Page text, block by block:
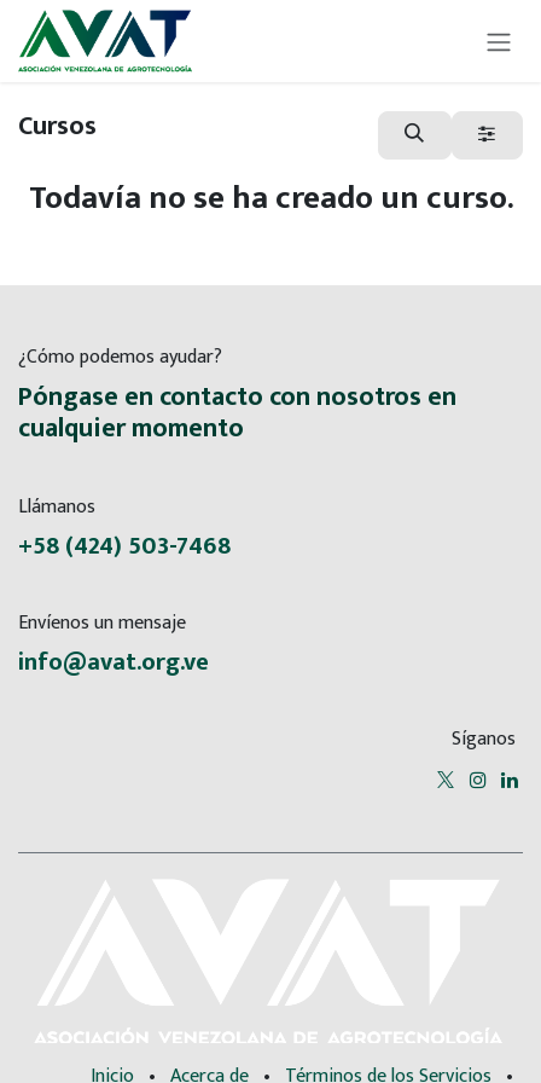
Ir al contenido
Cursos
Todavía no se ha creado un curso.
¿Cómo podemos ayudar?
Póngase en contacto con nosotros en
cualquier momento
Llámanos
+58 (424) 503-7468
Envíenos un mensaje
info@avat.org.ve
Síganos
Inicio • Acerca de • Términos de los Servicios •